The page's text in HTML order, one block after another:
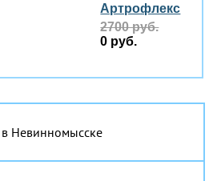
Артрофлекс
2700 руб.
0 руб.
в Невинномысске